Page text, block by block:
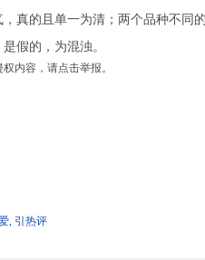
真的且单一为清；两个品种不同
假的，为混浊。
内容，请点击举报。
, 引热评